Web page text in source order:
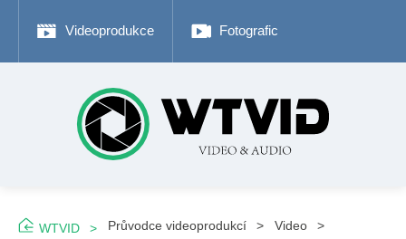
Videoprodukce Fotografické tipy
WTVID Průvodce videoprodukcí
Video